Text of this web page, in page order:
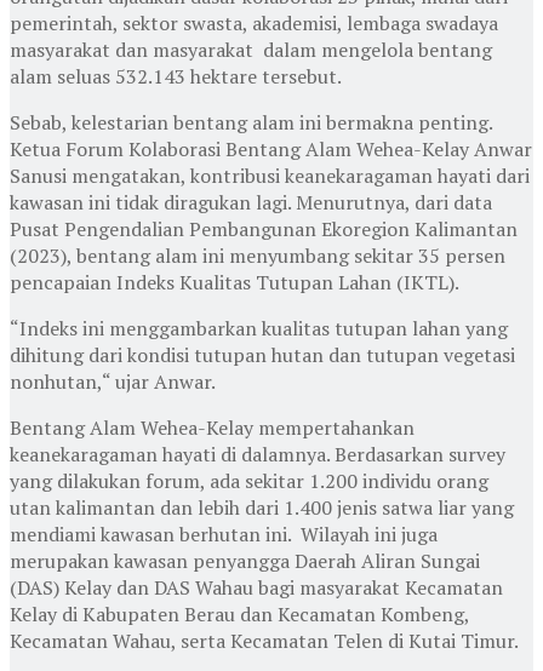
pemerintah, sektor swasta, akademisi, lembaga swadaya
masyarakat dan masyarakat dalam mengelola bentang
alam seluas 532.143 hektare tersebut.
Sebab, kelestarian bentang alam ini bermakna penting.
Ketua Forum Kolaborasi Bentang Alam Wehea-Kelay Anwar
Sanusi mengatakan, kontribusi keanekaragaman hayati dari
kawasan ini tidak diragukan lagi. Menurutnya, dari data
Pusat Pengendalian Pembangunan Ekoregion Kalimantan
(2023), bentang alam ini menyumbang sekitar 35 persen
pencapaian Indeks Kualitas Tutupan Lahan (IKTL).
“Indeks ini menggambarkan kualitas tutupan lahan yang
dihitung dari kondisi tutupan hutan dan tutupan vegetasi
nonhutan,“ ujar Anwar.
Bentang Alam Wehea-Kelay mempertahankan
keanekaragaman hayati di dalamnya. Berdasarkan survey
yang dilakukan forum, ada sekitar 1.200 individu orang
utan kalimantan dan lebih dari 1.400 jenis satwa liar yang
mendiami kawasan berhutan ini. Wilayah ini juga
merupakan kawasan penyangga Daerah Aliran Sungai
(DAS) Kelay dan DAS Wahau bagi masyarakat Kecamatan
Kelay di Kabupaten Berau dan Kecamatan Kombeng,
Kecamatan Wahau, serta Kecamatan Telen di Kutai Timur.